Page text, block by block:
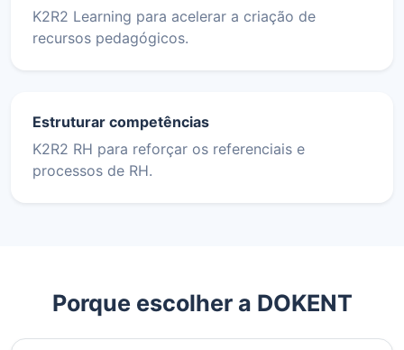
K2R2 Learning para acelerar a criação de
recursos pedagógicos.
Estruturar competências
K2R2 RH para reforçar os referenciais e
processos de RH.
Porque escolher a DOKENT